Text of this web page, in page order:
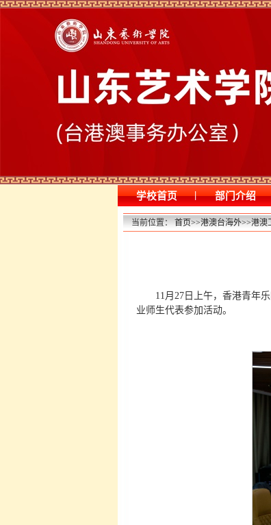
学校首页 | 部门介绍
当前位置：首页>>港澳台海外>>港澳
11月27日上午，香港青年
业师生代表参加活动。